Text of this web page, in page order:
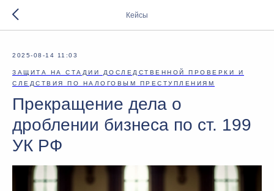
Кейсы
2025-08-14 11:03
ЗАЩИТА НА СТАДИИ ДОСЛЕДСТВЕННОЙ ПРОВЕРКИ И
СЛЕДСТВИЯ ПО НАЛОГОВЫМ ПРЕСТУПЛЕНИЯМ
Прекращение дела о
дроблении бизнеса по ст. 199
УК РФ